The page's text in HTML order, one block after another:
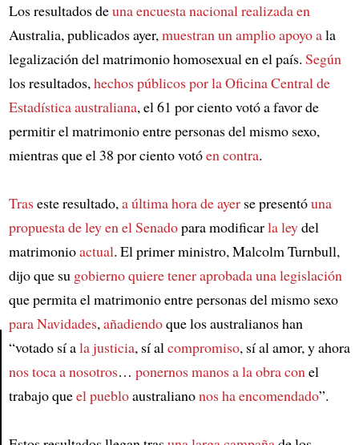
Article
Los resultados deuna encuesta nacional realizada en
Australia, publicados ayer,muestran un amplio apoyo ala
legalización del matrimonio homosexual en el país. Según
los resultados,hechos públicos porla Oficina Central de
Estadística australiana, el 61 por ciento votó a favor de
permitir el matrimonio entre personas del mismo sexo,
mientras que el 38 por ciento votóen contra.
Traseste resultado,a última hora de ayerse presentóuna
propuesta de ley en el Senadopara modificarla leydel
matrimonioactual. El primer ministro, Malcolm Turnbull,
dijo que su gobiernoquiere tener aprobada una legislación
que permita el matrimonio entre personas del mismo sexo
para Navidades,añadiendoque los australianos han
“votado sí ala justicia, sí alcompromiso, sí al amor, y ahora
nos toca a nosotros… ponernos manos a la obra conel
trabajo queel puebloaustralianonos ha encomendado”.